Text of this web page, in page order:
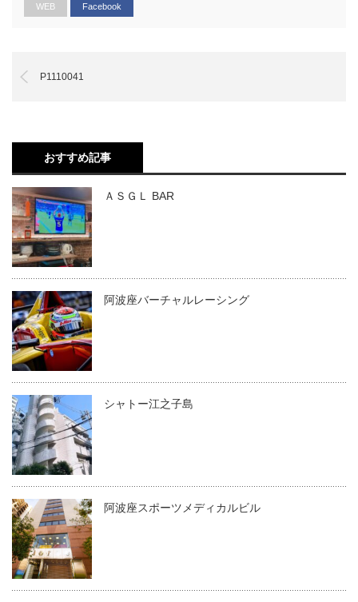
WEB Facebook
P1110041
おすすめ記事
ＡＳＧＬ BAR
阿波座バーチャルレーシング
シャトー江之子島
阿波座スポーツメディカルビル